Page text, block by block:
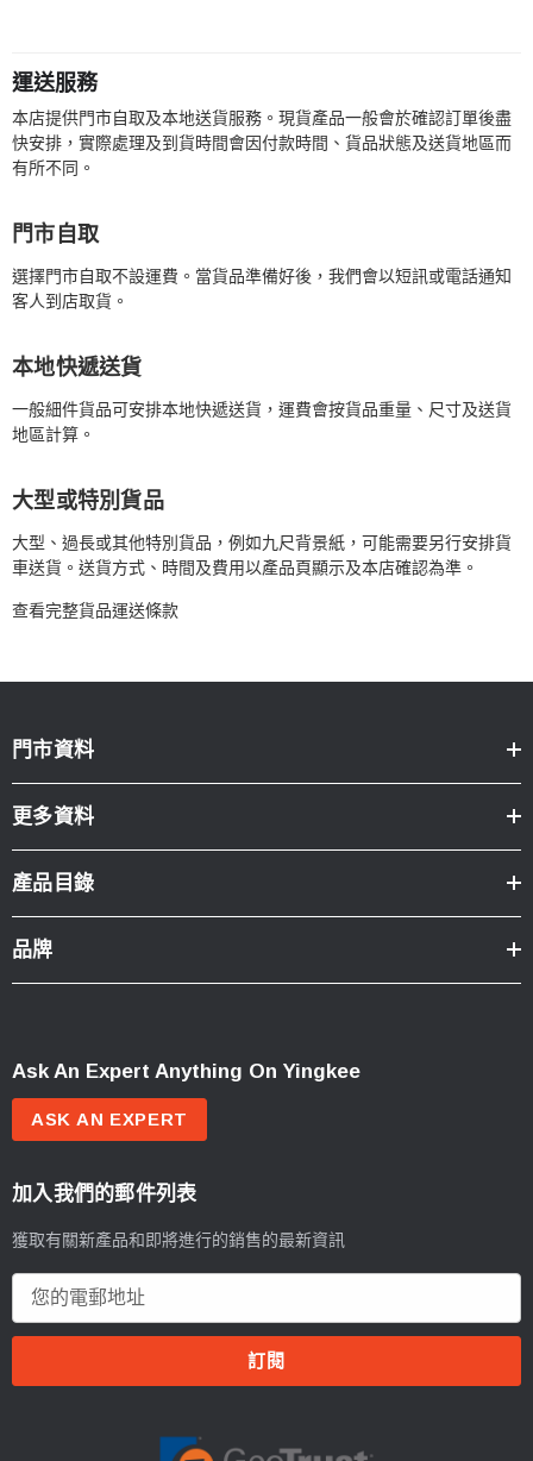
運送服務
本店提供門市自取及本地送貨服務。現貨產品一般會於確認訂單後盡
快安排，實際處理及到貨時間會因付款時間、貨品狀態及送貨地區而
有所不同。
門市自取
選擇門市自取不設運費。當貨品準備好後，我們會以短訊或電話通知
客人到店取貨。
本地快遞送貨
一般細件貨品可安排本地快遞送貨，運費會按貨品重量、尺寸及送貨
地區計算。
大型或特別貨品
大型、過長或其他特別貨品，例如九尺背景紙，可能需要另行安排貨
車送貨。送貨方式、時間及費用以產品頁顯示及本店確認為準。
查看完整貨品運送條款
門市資料
更多資料
產品目錄
品牌
Ask An Expert Anything On Yingkee
ASK AN EXPERT
加入我們的郵件列表
獲取有關新產品和即將進行的銷售的最新資訊
郵